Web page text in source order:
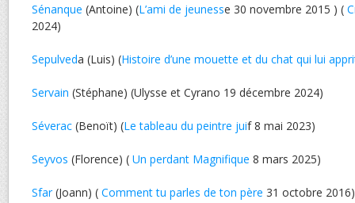
Sénanque (Antoine) (L’ami de jeunesse 30 novembre 2015 ) (
2024)
Sepulveda (Luis) (Histoire d’une mouette et du chat qui lui
Servain (Stéphane) (Ulysse et Cyrano 19 décembre 2024)
Séverac (Benoït) (Le tableau du peintre juif 8 mai 2023)
Seyvos (Florence) ( Un perdant Magnifique 8 mars 2025)
Sfar(Joann) ( Comment tu parles de ton père 31 octobre